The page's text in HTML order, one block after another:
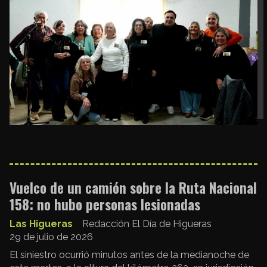
Vuelco de un camión sobre la Ruta Nacional
158: no hubo personas lesionadas
Redacción El Día de Higueras
Las Higueras
29 de julio de 2026
El siniestro ocurrió minutos antes de la medianoche de